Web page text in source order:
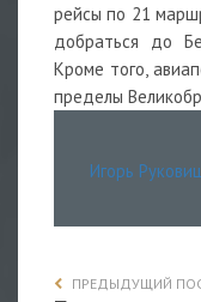
рейсы по 21
добраться до
Кроме того,
пределы
Игорь
ПРЕДЫДУЩИЙ